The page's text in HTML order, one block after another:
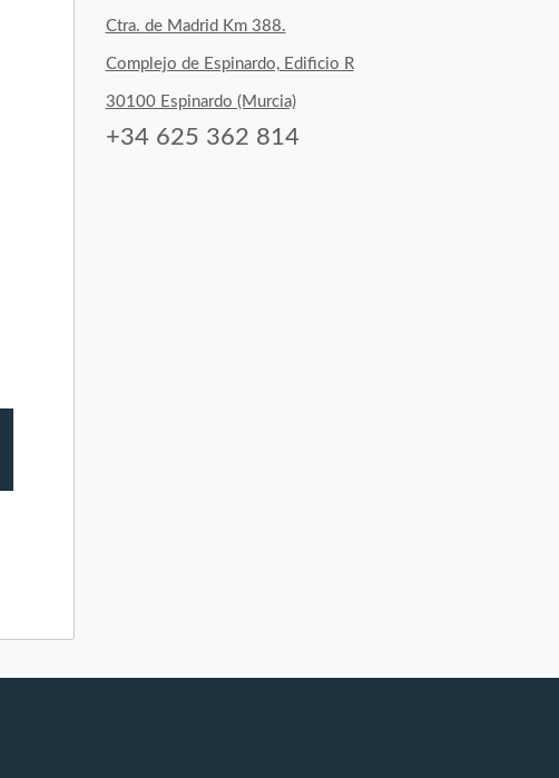
Facebook
Twitter
Instagram
Ctra. de Madrid Km 388.
Complejo de Espinardo, Edificio R
30100 Espinardo (Murcia)
+34 625 362 814